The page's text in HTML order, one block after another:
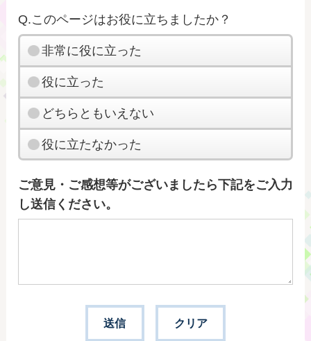
Q.このページはお役に立ちましたか？
非常に役に立った
役に立った
どちらともいえない
役に立たなかった
ご意見・ご感想等がございましたら下記をご入力
し送信ください。